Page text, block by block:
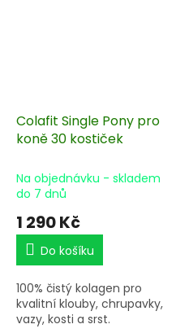
Colafit Single Pony pro
koně 30 kostiček
Na objednávku - skladem
do 7 dnů
1 290 Kč
Do košíku
100% čistý kolagen pro
kvalitní klouby, chrupavky,
vazy, kosti a srst.